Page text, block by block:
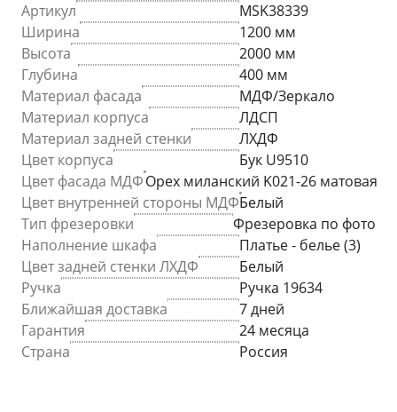
Артикул
MSK38339
Ширина
1200 мм
Высота
2000 мм
Глубина
400 мм
Материал фасада
МДФ/Зеркало
Материал корпуса
ЛДСП
Материал задней стенки
ЛХДФ
Цвет корпуса
Бук U9510
Цвет фасада МДФОрех миланский K021-26 матовая
Цвет внутренней стороны МДФБелый
Тип фрезеровки
Фрезеровка по фото
Наполнение шкафа
Платье - белье (3)
Цвет задней стенки ЛХДФ
Белый
Ручка
Ручка 19634
Ближайшая доставка
7 дней
Гарантия
24 месяца
Страна
Россия